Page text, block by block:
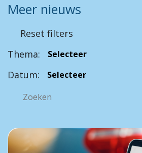
Meer nieuws
Reset filters
Thema:
Datum: